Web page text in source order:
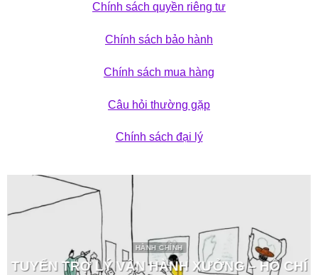
Chính sách quyền riêng tư
Chính sách bảo hành
Chính sách mua hàng
Câu hỏi thường gặp
Chính sách đại lý
HÀNH CHÍNH
TUYỂN TRỢ LÝ VẬN HÀNH XƯỞNG – HỒ CHÍ